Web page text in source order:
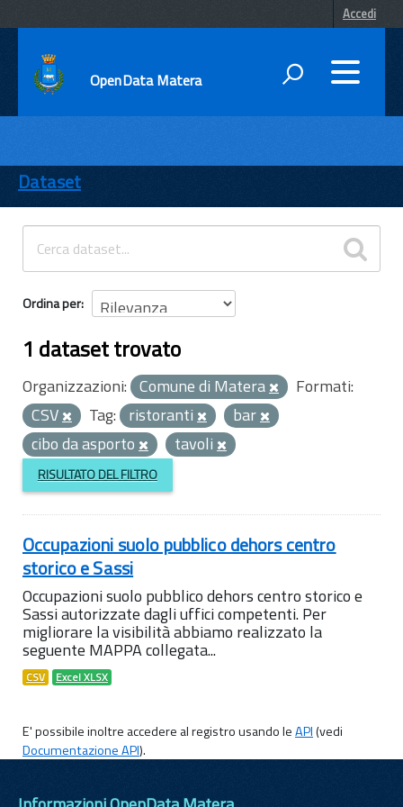
Accedi
OpenData Matera
ENTI
TEMI
INFORMAZIONI
Dataset
Ordina per
1 dataset trovato
Organizzazioni: Comune di Matera
Formati:
CSV
Tag: ristoranti
bar
cibo da asporto
tavoli
RISULTATO DEL FILTRO
Occupazioni suolo pubblico dehors centro
storico e Sassi
Occupazioni suolo pubblico dehors centro storico e
Sassi autorizzate dagli uffici competenti. Per
migliorare la visibilità abbiamo realizzato la
seguente MAPPA collegata...
CSV Excel XLSX
E' possibile inoltre accedere al registro usando leAPI(vedi
Documentazione API).